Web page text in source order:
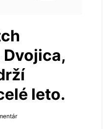
Dvojica,
leto.